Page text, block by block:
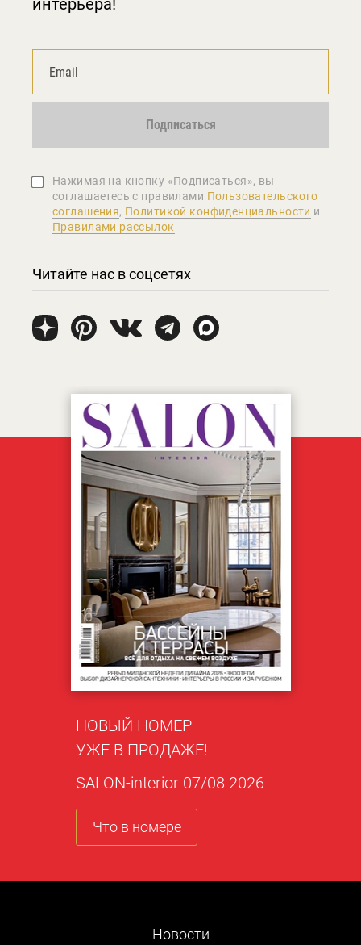
интерьера!
Подписаться
Нажимая на кнопку «Подписаться», вы
соглашаетеcь с правилами Пользовательского
соглашения, Политикой конфиденциальности и
Правилами рассылок
Читайте нас в соцсетях
НОВЫЙ НОМЕР
УЖЕ В ПРОДАЖЕ!
SALON-interior 07/08 2026
Что в номере
Новости